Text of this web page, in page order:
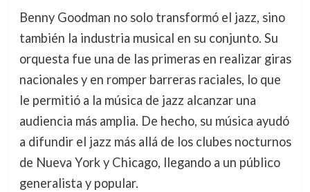
Benny Goodman no solo transformó el jazz, sino
también la industria musical en su conjunto. Su
orquesta fue una de las primeras en realizar giras
nacionales y en romper barreras raciales, lo que
le permitió a la música de jazz alcanzar una
audiencia más amplia. De hecho, su música ayudó
a difundir el jazz más allá de los clubes nocturnos
de Nueva York y Chicago, llegando a un público
generalista y popular.